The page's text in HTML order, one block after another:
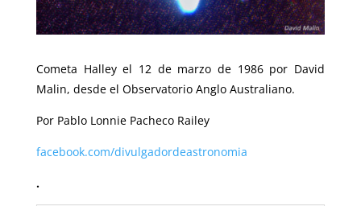
Cometa Halley el 12 de marzo de 1986 por David
Malin, desde el Observatorio Anglo Australiano.
Por Pablo Lonnie Pacheco Railey
facebook.com/divulgadordeastronomia
.